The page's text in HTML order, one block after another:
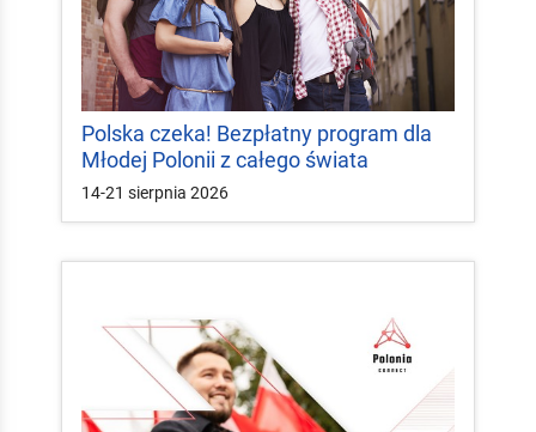
Polska czeka! Bezpłatny program dla
Młodej Polonii z całego świata
14-21 sierpnia 2026